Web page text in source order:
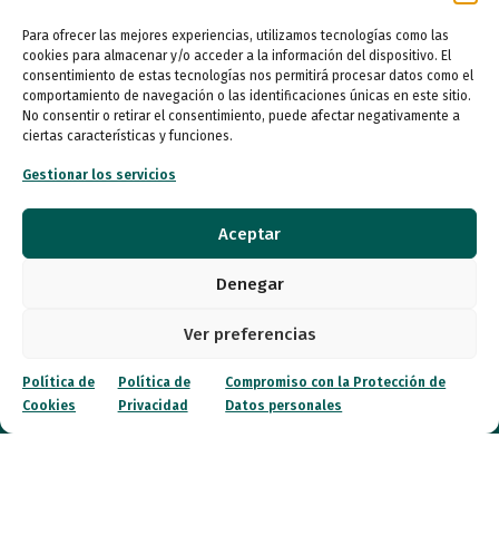
Para ofrecer las mejores experiencias, utilizamos tecnologías como las
cookies para almacenar y/o acceder a la información del dispositivo. El
consentimiento de estas tecnologías nos permitirá procesar datos como el
comportamiento de navegación o las identificaciones únicas en este sitio.
No consentir o retirar el consentimiento, puede afectar negativamente a
ciertas características y funciones.
Gestionar los servicios
Aceptar
Denegar
Ver preferencias
Política de
Cookies
Política de
Privacidad
Compromiso con la Protección de
Datos personales
Tlf.: 91 290 58 06
Atención al Público
Lunes a miércoles